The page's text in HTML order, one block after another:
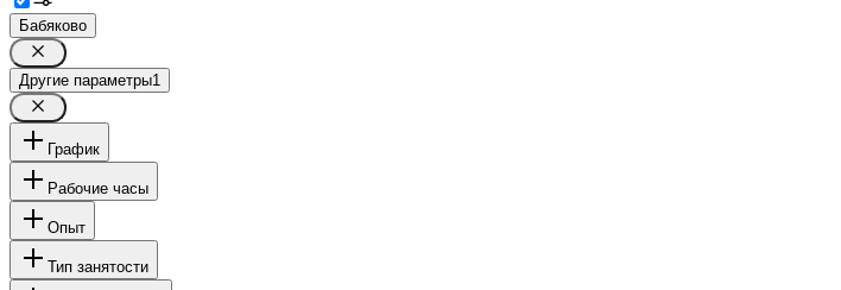
Бабяково
Другие параметры1
График
Рабочие часы
Опыт
Тип занятости